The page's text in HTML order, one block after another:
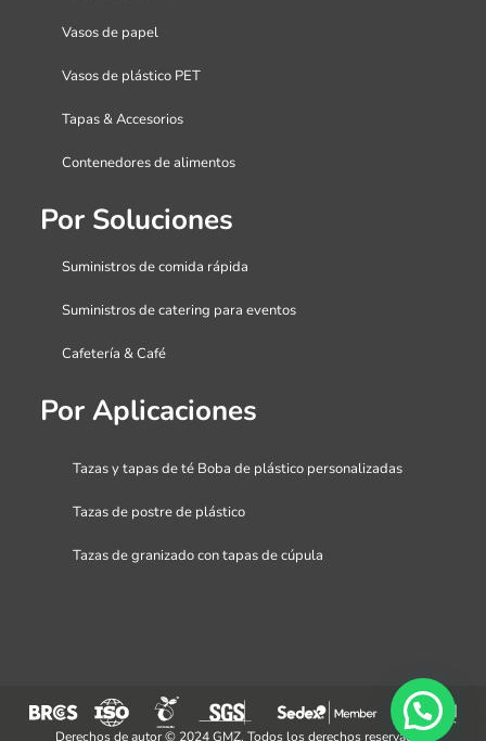
Vasos de papel
Vasos de plástico PET
Tapas & Accesorios
Contenedores de alimentos
Por Soluciones
Suministros de comida rápida
Suministros de catering para eventos
Cafetería & Café
Por Aplicaciones
Tazas y tapas de té Boba de plástico personalizadas
Tazas de postre de plástico
Tazas de granizado con tapas de cúpula
Derechos de autor © 2024 GMZ. Todos los derechos reservados.